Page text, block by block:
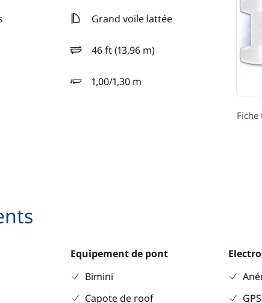
Grand voile lattée
46 ft (13,96 m)
longueur
1,00/1,30 m
tirant d'eau
Equipement de pont
Bimini
Capote de roof
GPS